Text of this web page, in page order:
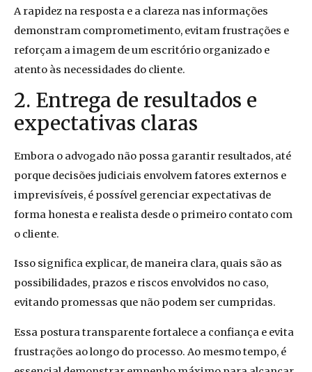
A rapidez na resposta e a clareza nas informações
demonstram comprometimento, evitam frustrações e
reforçam a imagem de um escritório organizado e
atento às necessidades do cliente.
2. Entrega de resultados e
expectativas claras
Embora o advogado não possa garantir resultados, até
porque decisões judiciais envolvem fatores externos e
imprevisíveis, é possível gerenciar expectativas de
forma honesta e realista desde o primeiro contato com
o cliente.
Isso significa explicar, de maneira clara, quais são as
possibilidades, prazos e riscos envolvidos no caso,
evitando promessas que não podem ser cumpridas.
Essa postura transparente fortalece a confiança e evita
frustrações ao longo do processo. Ao mesmo tempo, é